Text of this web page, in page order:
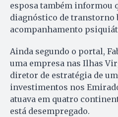
esposa também informou
diagnóstico de transtorno
acompanhamento
Ainda segundo o portal,
uma empresa nas Ilhas
diretor de estratégia de
investimentos nos
atuava em quatro
está desempregado.